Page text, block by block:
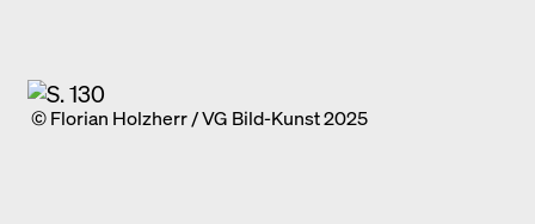
© Florian Holzherr / VG Bild-Kunst 2025